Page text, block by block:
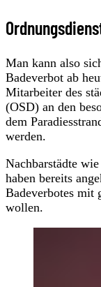
Man kann also
Badeverbot ab
Mitarbeiter des
(OSD) an den
dem
werden.
Nachbarstädte
haben bereits
Badeverbotes mit
wollen.